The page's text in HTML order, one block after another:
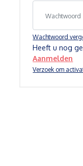
Wachtwoord
Verzoek om
Heeft u nog
Aanmelden